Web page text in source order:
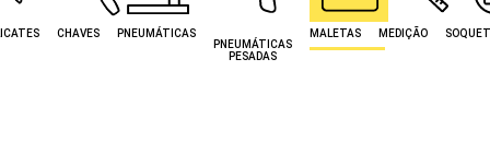
CHAVES
PNEUMÁTICAS
PNEUMÁTICAS
PESADAS
MALETAS MEDIÇÃO